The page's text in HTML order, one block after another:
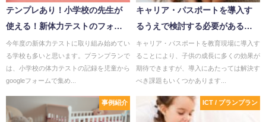
テンプレあり！小学校の先生が
使える！新体力テストのフォー
ム＆集計シート公開！
今年度の新体力テストに取り組み始めてい
る学校も多いと思います。プランプランで
は、小学校の体力テストの記録を児童から
googleフォームで集め...
キャリア・パスポートを導入す
るうえで検討する必要がある課
題とは？
キャリア・パスポートを教育現場に導入す
ることにより、子供の成長に多くの効果が
期待できますが、導入にあたっては解決す
べき課題もいくつかあります...
事例紹介 ICT / プランプラン